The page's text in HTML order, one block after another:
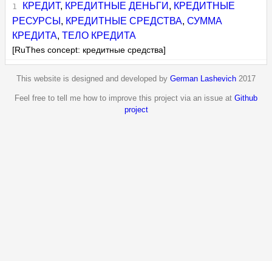
КРЕДИТ, КРЕДИТНЫЕ ДЕНЬГИ , КРЕДИТНЫЕ
РЕСУРСЫ , КРЕДИТНЫЕ СРЕДСТВА,СУММА
КРЕДИТА,ТЕЛО КРЕДИТА
[RuThes concept: кредитные средства]
This website is designed and developed by German Lashevich 2017
Feel free to tell me how to improve this project via an issue at Github
project